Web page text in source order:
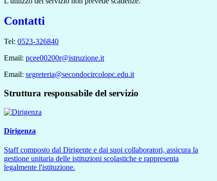
Contatti
Tel: 0523-326840
Email: pcee00200r@istruzione.it
Email: segreteria@secondocircolopc.edu.it
Struttura responsabile del servizio
Dirigenza
Staff composto dal Dirigente e dai suoi collaboratori, assicura la
gestione unitaria delle istituzioni scolastiche e rappresenta
legalmente l'istituzione.